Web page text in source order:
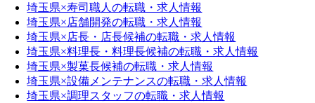
埼玉県×寿司職人の転職・求人情報
埼玉県×店舗開発の転職・求人情報
埼玉県×店長・店長候補の転職・求人情報
埼玉県×料理長・料理長候補の転職・求人情報
埼玉県×製菓長候補の転職・求人情報
埼玉県×設備メンテナンスの転職・求人情報
埼玉県×調理スタッフの転職・求人情報